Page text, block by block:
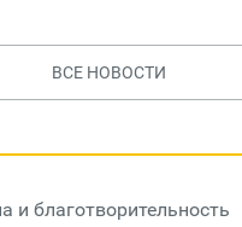
ВСЕ НОВОСТИ
и благотворительность